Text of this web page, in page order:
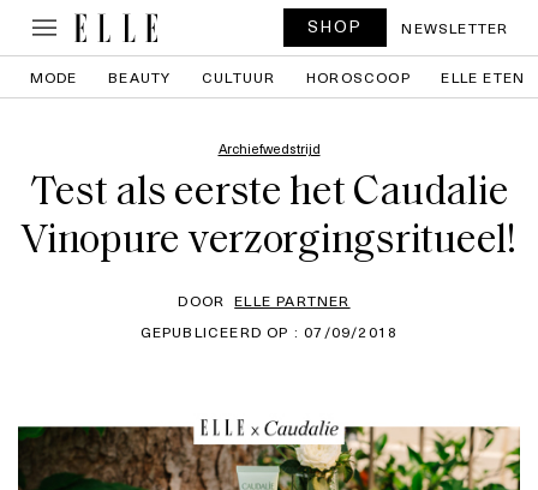
SHOP NEWSLETTER
MODE BEAUTY CULTUUR HOROSCOOP ELLE ETEN
Archiefwedstrijd
Test als eerste het Caudalie
Vinopure verzorgingsritueel!
DOOR ELLE PARTNER
GEPUBLICEERD OP : 07/09/2018